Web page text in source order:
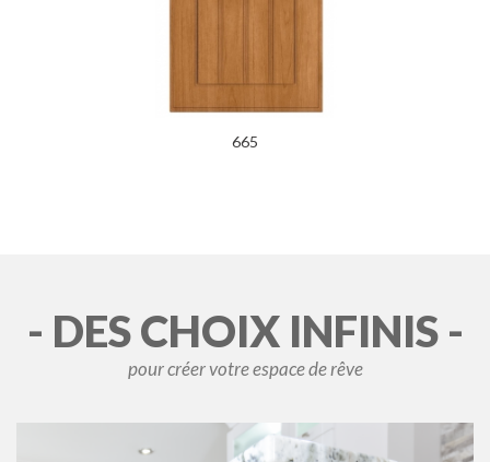
665
- DES CHOIX INFINIS -
pour créer votre espace de rêve